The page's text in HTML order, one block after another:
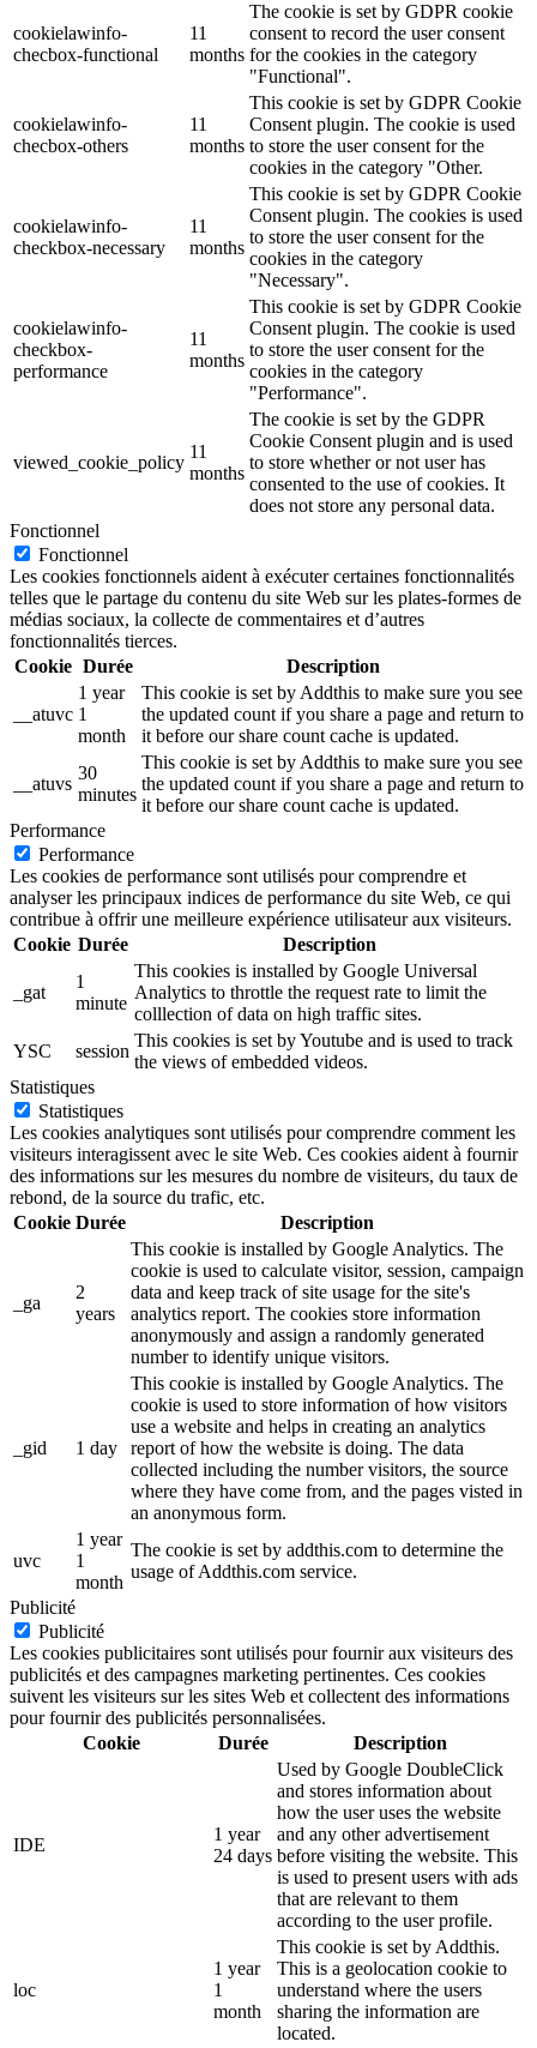
cookielawinfo-
checbox-functional
11
months
The cookie is set by GDPR cookie
consent to record the user consent
for the cookies in the category
"Functional".
cookielawinfo-
checbox-others
11
months
This cookie is set by GDPR Cookie
Consent plugin. The cookie is used
to store the user consent for the
cookies in the category "Other.
cookielawinfo-
checkbox-necessary
11
months
This cookie is set by GDPR Cookie
Consent plugin. The cookies is used
to store the user consent for the
cookies in the category
"Necessary".
cookielawinfo-
checkbox-
performance
11
months
This cookie is set by GDPR Cookie
Consent plugin. The cookie is used
to store the user consent for the
cookies in the category
"Performance".
viewed_cookie_policy
11
months
The cookie is set by the GDPR
Cookie Consent plugin and is used
to store whether or not user has
consented to the use of cookies. It
does not store any personal data.
Fonctionnel
Fonctionnel
Les cookies fonctionnels aident à exécuter certaines fonctionnalités
telles que le partage du contenu du site Web sur les plates-formes de
médias sociaux, la collecte de commentaires et d’autres
fonctionnalités tierces.
Cookie Durée Description
__atuvc
1 year
1
month
This cookie is set by Addthis to make sure you see
the updated count if you share a page and return to
it before our share count cache is updated.
__atuvs
30
minutes
This cookie is set by Addthis to make sure you see
the updated count if you share a page and return to
it before our share count cache is updated.
Performance
Performance
Les cookies de performance sont utilisés pour comprendre et
analyser les principaux indices de performance du site Web, ce qui
contribue à offrir une meilleure expérience utilisateur aux visiteurs.
Cookie Durée Description
_gat
1
minute
This cookies is installed by Google Universal
Analytics to throttle the request rate to limit the
colllection of data on high traffic sites.
YSC
session
This cookies is set by Youtube and is used to track
the views of embedded videos.
Statistiques
Statistiques
Les cookies analytiques sont utilisés pour comprendre comment les
visiteurs interagissent avec le site Web. Ces cookies aident à fournir
des informations sur les mesures du nombre de visiteurs, du taux de
rebond, de la source du trafic, etc.
Cookie Durée Description
_ga
2
years
This cookie is installed by Google Analytics. The
cookie is used to calculate visitor, session, campaign
data and keep track of site usage for the site's
analytics report. The cookies store information
anonymously and assign a randomly generated
number to identify unique visitors.
_gid 1 day
This cookie is installed by Google Analytics. The
cookie is used to store information of how visitors
use a website and helps in creating an analytics
report of how the website is doing. The data
collected including the number visitors, the source
where they have come from, and the pages visted in
an anonymous form.
uvc
1 year
1
month
The cookie is set by addthis.com to determine the
usage of Addthis.com service.
Publicité
Publicité
Les cookies publicitaires sont utilisés pour fournir aux visiteurs des
publicités et des campagnes marketing pertinentes. Ces cookies
suivent les visiteurs sur les sites Web et collectent des informations
pour fournir des publicités personnalisées.
Cookie
Durée Description
IDE
1 year
24 days
Used by Google DoubleClick
and stores information about
how the user uses the website
and any other advertisement
before visiting the website. This
is used to present users with ads
that are relevant to them
according to the user profile.
loc
1 year
1
month
This cookie is set by Addthis.
This is a geolocation cookie to
understand where the users
sharing the information are
located.